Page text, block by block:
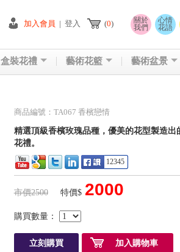
關於
我們
心情
花語
加入會員 | 登入 (0)
盒裝花禮 藝術花籃 藝術盆景
商品編號：TA067 香檳戀情
精選頂級香檳玫瑰品種，優美的花型製造
花禮。
12345
市價2500 特價$ 2000
購買數量：
立刻購買 加入購物車